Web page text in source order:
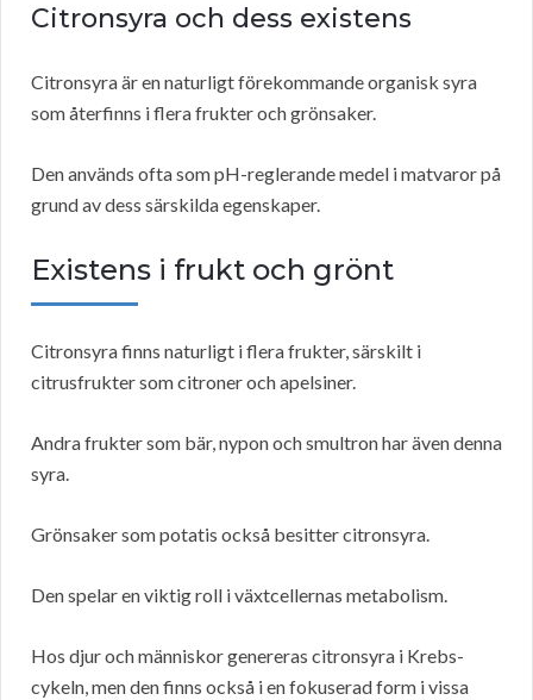
Citronsyra och dess existens
Citronsyra är en naturligt förekommande organisk syra
som återfinns i flera frukter och grönsaker.
Den används ofta som pH-reglerande medel i matvaror på
grund av dess särskilda egenskaper.
Existens i frukt och grönt
Citronsyra finns naturligt i flera frukter, särskilt i
citrusfrukter som citroner och apelsiner.
Andra frukter som bär, nypon och smultron har även denna
syra.
Grönsaker som potatis också besitter citronsyra.
Den spelar en viktig roll i växtcellernas metabolism.
Hos djur och människor genereras citronsyra i Krebs-
cykeln, men den finns också i en fokuserad form i vissa